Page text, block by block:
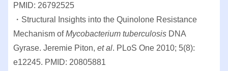
PMID: 26792525
・Structural Insights into the Quinolone Resistance
Mechanism ofMycobacterium tuberculosis DNA
Gyrase. Jeremie Piton, et al. PLoS One 2010; 5(8):
e12245. PMID: 20805881